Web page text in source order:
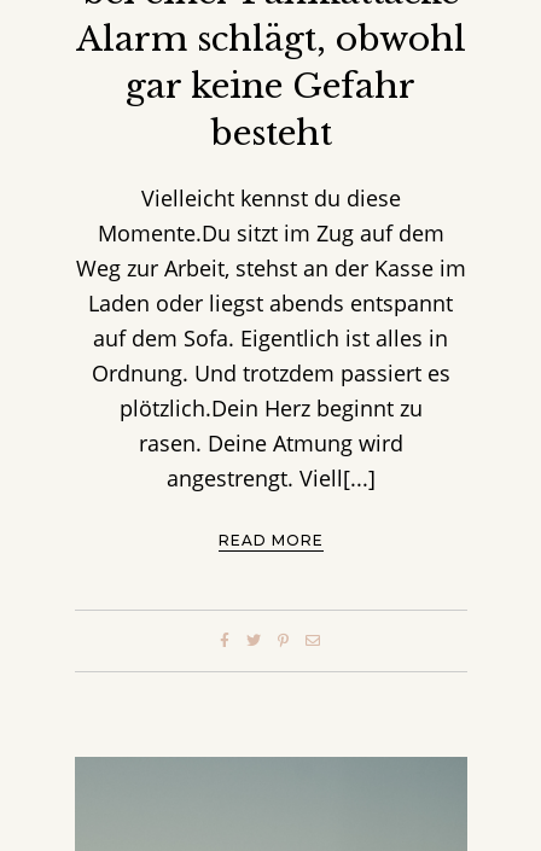
Alarm schlägt, obwohl
gar keine Gefahr
besteht
Vielleicht kennst du diese
Momente.Du sitzt im Zug auf dem
Weg zur Arbeit, stehst an der Kasse im
Laden oder liegst abends entspannt
auf dem Sofa. Eigentlich ist alles in
Ordnung. Und trotzdem passiert es
plötzlich.Dein Herz beginnt zu
rasen. Deine Atmung wird
angestrengt. Viell[...]
READ MORE